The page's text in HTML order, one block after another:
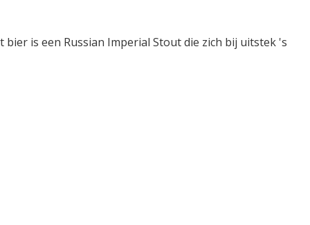
is een Russian Imperial Stout die zich bij uitstek 's